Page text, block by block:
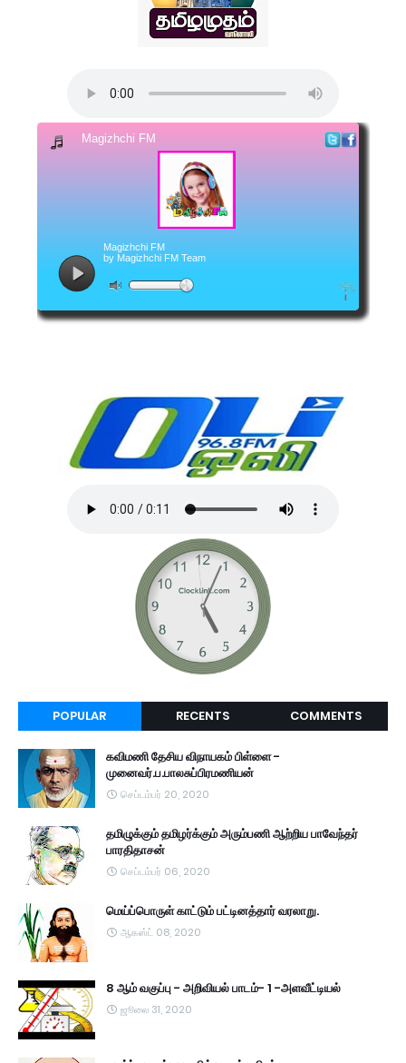
POPULAR RECENTS COMMENTS
கவிமணி தேசிய விநாயகம் பிள்ளை -
முனைவர்.ப.பாலசுப்பிரமணியன்
செப்டம்பர் 20, 2020
தமிழுக்கும் தமிழர்க்கும் அரும்பணி ஆற்றிய பாவேந்தர்
பாரதிதாசன்
செப்டம்பர் 06, 2020
மெய்ப்பொருள் காட்டும் பட்டினத்தார் வரலாறு.
ஆகஸ்ட் 08, 2020
8 ஆம் வகுப்பு - அறிவியல் பாடம்- 1 -அளவீட்டியல்
ஜூலை 31, 2020